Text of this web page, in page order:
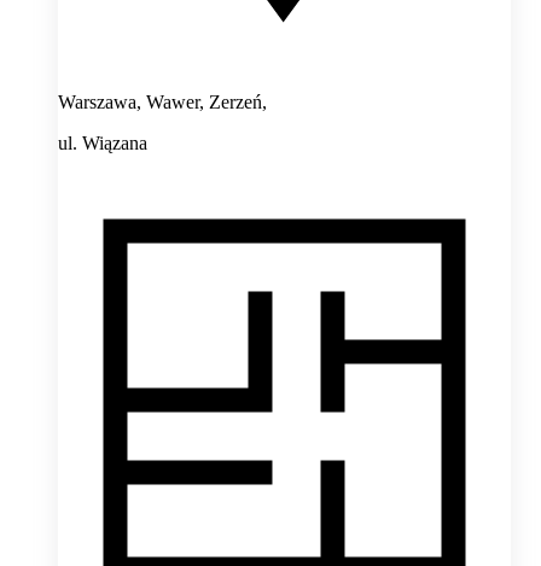
Warszawa, Wawer, Zerzeń,
ul. Wiązana